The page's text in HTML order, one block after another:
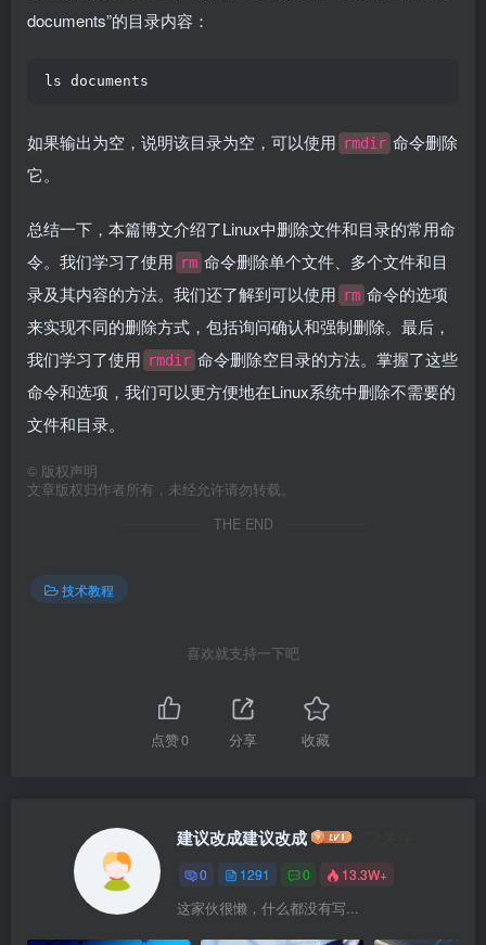
documents”的目录内容：
ls documents
如果输出为空，说明该目录为空，可以使用 rmdir 命令删除
它。
总结一下，本篇博文介绍了Linux中删除文件和目录的常用命
令。我们学习了使用 rm 命令删除单个文件、多个文件和目
录及其内容的方法。我们还了解到可以使用 rm 命令的选项
来实现不同的删除方式，包括询问确认和强制删除。最后，
我们学习了使用 rmdir 命令删除空目录的方法。掌握了这些
命令和选项，我们可以更方便地在Linux系统中删除不需要的
文件和目录。
© 版权声明
文章版权归作者所有，未经允许请勿转载。
THE END
技术教程
喜欢就支持一下吧
点赞0 分享 收藏
建议改成建议改成
0 1291 0 13.3W+
这家伙很懒，什么都没有写...